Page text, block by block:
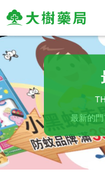
大
樹
連
鎖
藥
最新的